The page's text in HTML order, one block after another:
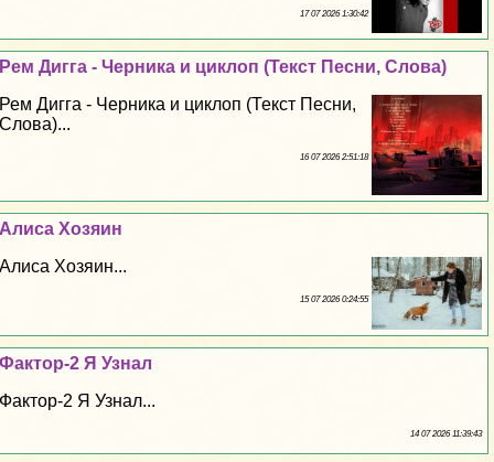
17 07 2026 1:30:42
Рем Дигга - Черника и циклоп (Текст Песни, Слова)
Рем Дигга - Черника и циклоп (Текст Песни,
Слова)...
16 07 2026 2:51:18
Алиса Хозяин
Алиса Хозяин...
15 07 2026 0:24:55
Фактор-2 Я Узнал
Фактор-2 Я Узнал...
14 07 2026 11:39:43